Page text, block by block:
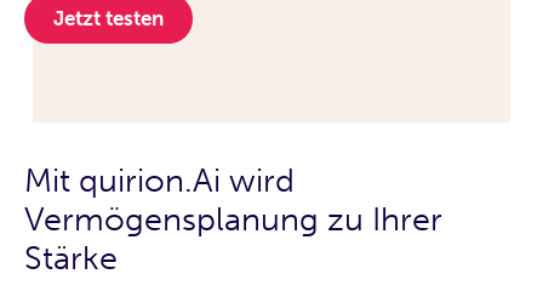
Jetzt testen
Mit quirion.Ai wird
Vermögensplanung zu Ihrer
Stärke